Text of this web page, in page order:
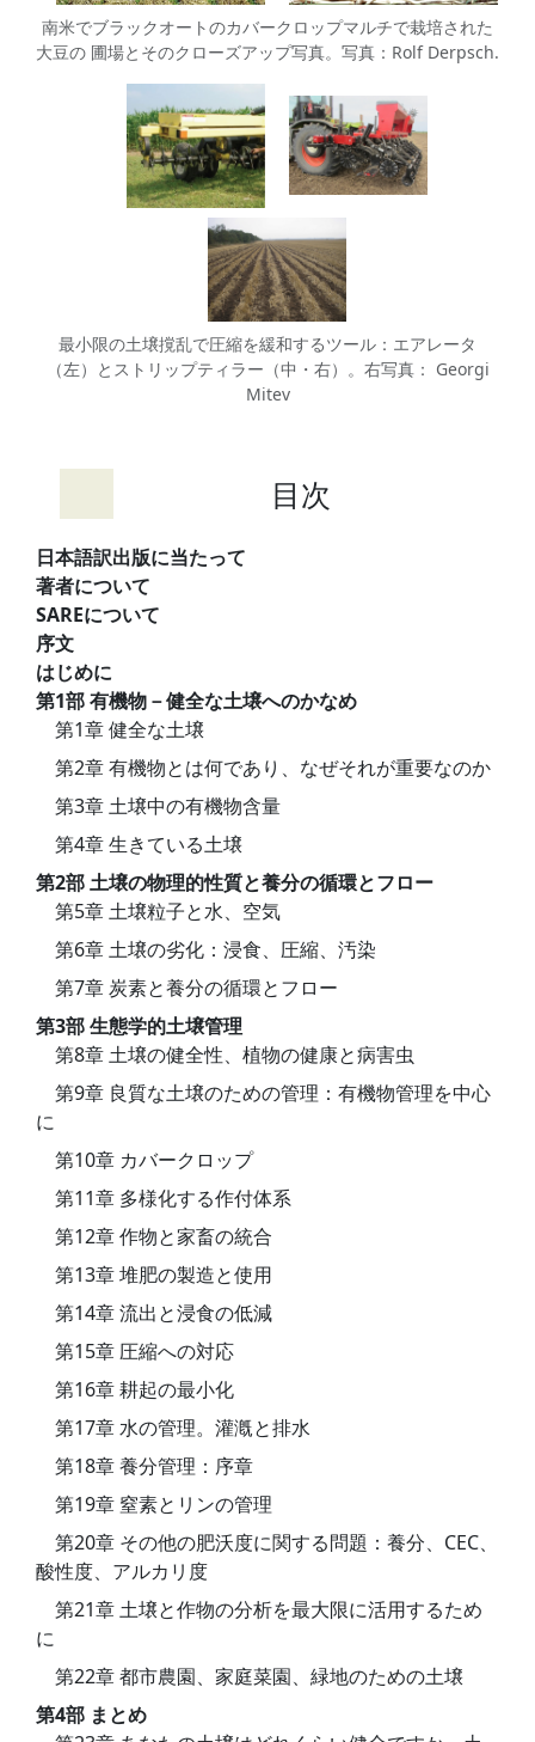
南米でブラックオートのカバークロップマルチで栽培された
大豆の 圃場とそのクローズアップ写真。写真：Rolf Derpsch.
最小限の土壌撹乱で圧縮を緩和するツール：エアレータ
（左）とストリップティラー（中・右）。右写真： Georgi
Mitev
目次
日本語訳出版に当たって
著者について
SAREについて
序文
はじめに
第1部 有機物－健全な土壌へのかなめ
第1章 健全な土壌
第2章 有機物とは何であり、なぜそれが重要なのか
第3章 土壌中の有機物含量
第4章 生きている土壌
第2部 土壌の物理的性質と養分の循環とフロー
第5章 土壌粒子と水、空気
第6章 土壌の劣化：浸食、圧縮、汚染
第7章 炭素と養分の循環とフロー
第3部 生態学的土壌管理
第8章 土壌の健全性、植物の健康と病害虫
第9章 良質な土壌のための管理：有機物管理を中心
に
第10章 カバークロップ
第11章 多様化する作付体系
第12章 作物と家畜の統合
第13章 堆肥の製造と使用
第14章 流出と浸食の低減
第15章 圧縮への対応
第16章 耕起の最小化
第17章 水の管理。灌漑と排水
第18章 養分管理：序章
第19章 窒素とリンの管理
第20章 その他の肥沃度に関する問題：養分、CEC、
酸性度、アルカリ度
第21章 土壌と作物の分析を最大限に活用するため
に
第22章 都市農園、家庭菜園、緑地のための土壌
第4部 まとめ